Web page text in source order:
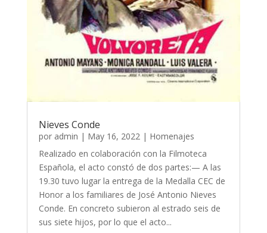
Nieves Conde
por admin | May 16, 2022| Homenajes
Realizado en colaboración con la Filmoteca
Española, el acto constó de dos partes:— A las
19.30 tuvo lugar la entrega de la Medalla CEC de
Honor a los familiares de José Antonio Nieves
Conde. En concreto subieron al estrado seis de
sus siete hijos, por lo que el acto...